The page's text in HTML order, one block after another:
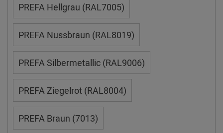
PREFA Hellgrau (RAL7005)
PREFA Nussbraun (RAL8019)
PREFA Silbermetallic (RAL9006)
PREFA Ziegelrot (RAL8004)
PREFA Braun (7013)